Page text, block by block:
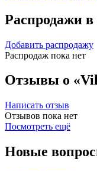
Распродажи
Добавить распродажу
Распродаж пока нет
Отзывы о
Написать отзыв
Отзывов пока нет
Посмотреть ещё
Новые